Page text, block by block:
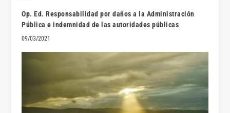
Op. Ed. Responsabilidad por daños a la Administración
Pública e indemnidad de las autoridades públicas
09/03/2021